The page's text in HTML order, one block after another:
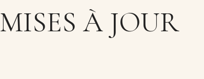
MISES À JOUR